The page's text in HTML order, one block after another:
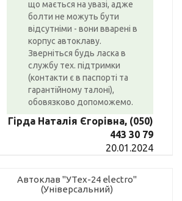
що мається на увазі, адже
болти не можуть бути
відсутніми - вони вварені в
корпус автоклаву.
Зверніться будь ласка в
службу тех. підтримки
(контакти є в паспорті та
гарантійному талоні),
обовязково допоможемо.
Гірда Наталія Єгорівна, (050)
443 30 79
20.01.2024
Автоклав "УТех-24 electro"
(Універсальний)